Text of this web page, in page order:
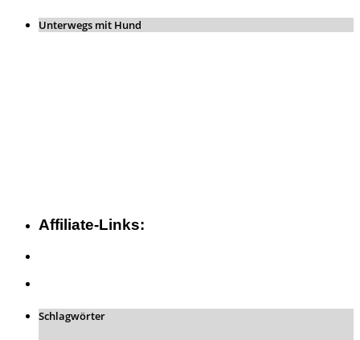
Unterwegs mit Hund
Affiliate-Links:
Schlagwörter